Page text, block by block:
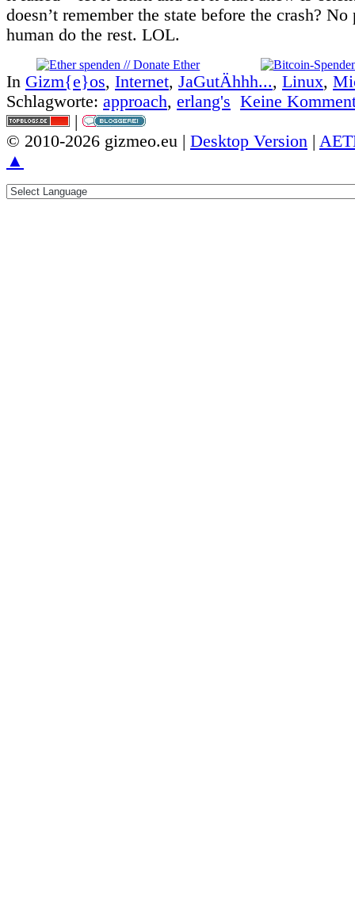
doesn’t remember the state before the crash?
human do the rest. LOL.
In Gizm{e}os, Internet, JaGutÄhhh..., Linux,
Schlagworte: approach, erlang's Keine
|
© 2010-2026 gizmeo.eu | Desktop Version |
▲